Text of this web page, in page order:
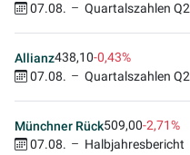
07.08.
Quartalszahlen Q2
Allianz438,10-0,43%
07.08.
Quartalszahlen Q2
Münchner Rück509,00-2,71%
07.08.
Halbjahresbericht